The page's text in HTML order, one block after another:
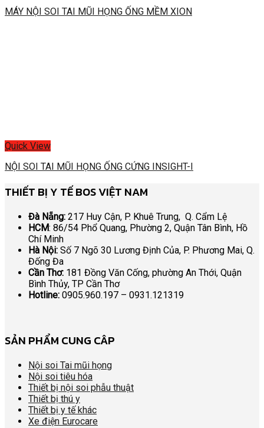
MÁY NỘI SOI TAI MŨI HỌNG ỐNG MỀM XION
Quick View
NỘI SOI TAI MŨI HỌNG ỐNG CỨNG INSIGHT-I
THIẾT BỊ Y TẾ BOS VIỆT NAM
Đà Nẵng: 217 Huy Cận, P. Khuê Trung, Q. Cẩm Lệ
HCM: 86/54 Phổ Quang, Phường 2, Quận Tân Bình, Hồ
Chí Minh
Hà Nội: Số 7 Ngõ 30 Lương Định Của, P. Phương Mai, Q.
Đống Đa
Cần Thơ: 181 Đồng Văn Cống, phường An Thới, Quận
Bình Thủy, TP Cần Thơ
Hotline: 0905.960.197 – 0931.121319
SẢN PHẨM CUNG CÂP
Nội soi Tai mũi họng
Nội soi tiêu hóa
Thiết bị nội soi phẫu thuật
Thiết bị thú y
Thiết bị y tế khác
Xe điện Eurocare